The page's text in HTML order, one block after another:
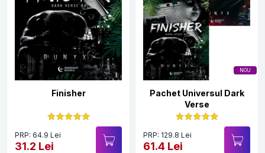
Finisher
PRP: 64.9 Lei
31.2 Lei
NOU
Pachet Universul Dark
Verse
PRP: 129.8 Lei
61.4 Lei